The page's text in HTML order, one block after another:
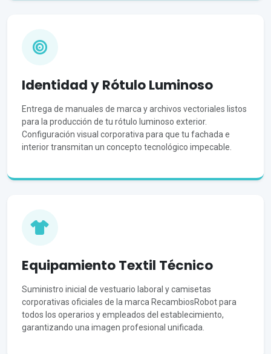
Identidad y Rótulo Luminoso
Entrega de manuales de marca y archivos vectoriales listos
para la producción de tu rótulo luminoso exterior.
Configuración visual corporativa para que tu fachada e
interior transmitan un concepto tecnológico impecable.
Equipamiento Textil Técnico
Suministro inicial de vestuario laboral y camisetas
corporativas oficiales de la marca RecambiosRobot para
todos los operarios y empleados del establecimiento,
garantizando una imagen profesional unificada.